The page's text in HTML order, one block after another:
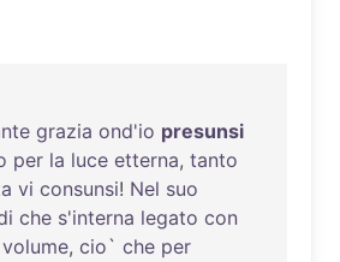
grazia ond'io presunsi
per la luce etterna, tanto
vi consunsi! Nel suo
che s'interna legato con
volume, cio` che per